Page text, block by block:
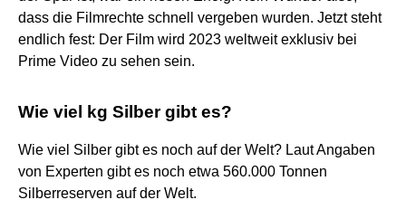
dass die Filmrechte schnell vergeben wurden. Jetzt steht
endlich fest: Der Film wird 2023 weltweit exklusiv bei
Prime Video zu sehen sein.
Wie viel kg Silber gibt es?
Wie viel Silber gibt es noch auf der Welt? Laut Angaben
von Experten gibt es noch etwa 560.000 Tonnen
Silberreserven auf der Welt.